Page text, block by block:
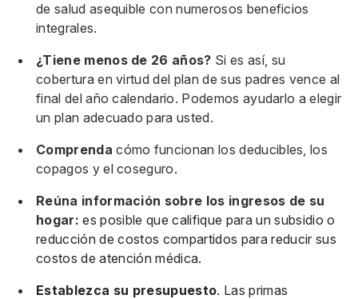
de salud asequible con numerosos beneficios
integrales.
¿Tiene menos de 26 años? Si es así, su
cobertura en virtud del plan de sus padres vence al
final del año calendario. Podemos ayudarlo a elegir
un plan adecuado para usted.
Comprendacómo funcionan los deducibles, los
copagos y el coseguro.
Reúna información sobre los ingresos de su
hogar: es posible que califique para un subsidio o
reducción de costos compartidos para reducir sus
costos de atención médica.
Establezca su presupuesto. Las primas